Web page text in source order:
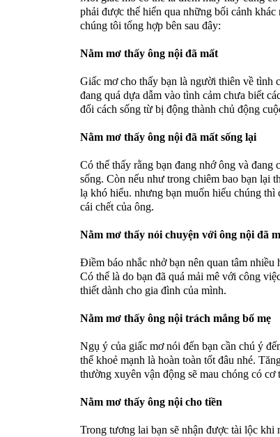
phải được thể hiển qua những bối cảnh
chúng tôi tổng hợp bên sau đây:
Nằm mơ thấy ông nội đã mất
Giấc mơ cho thấy bạn là người thiên về tình
đang quá dựa dẫm vào tình cảm chưa biết
đổi cách sống từ bị động thành chủ động
Nằm mơ thấy ông nội đã mất sống lại
Có thể thấy rằng bạn đang nhớ ông và
sống. Còn nếu như trong chiêm bao bạn lại
lạ khó hiểu. nhưng bạn muốn hiểu chúng
cái chết của ông.
Nằm mơ thấy nói chuyện với ông nội đã
Điềm báo nhắc nhở bạn nên quan tâm
Có thể là do bạn đã quá mải mê với công
thiết dành cho gia đình của mình.
Nằm mơ thấy ông nội trách mắng bố mẹ
Ngụ ý của giấc mơ nói đến bạn cần chú ý
thể khoẻ mạnh là hoàn toàn tốt đâu nhé.
thường xuyên vận động sẽ mau chóng có cơ
Nằm mơ thấy ông nội cho tiền
Trong tương lai bạn sẽ nhận được tài lộc